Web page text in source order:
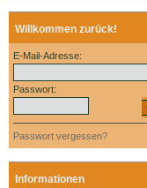
Willkommen zurück!
E-Mail-Adresse:
Passwort:
Passwort vergessen?
Informationen